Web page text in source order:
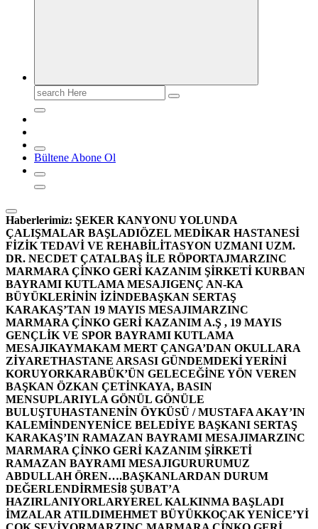
Search
for:
Bültene Abone Ol
Haberlerimiz: ŞEKER KANYONU YOLUNDA
ÇALIŞMALAR BAŞLADIÖZEL MEDİKAR HASTANESİ
FİZİK TEDAVİ VE REHABİLİTASYON UZMANI UZM.
DR. NECDET ÇATALBAŞ İLE RÖPORTAJMARZINC
MARMARA ÇİNKO GERİ KAZANIM ŞİRKETİ KURBAN
BAYRAMI KUTLAMA MESAJIGENÇ AN-KA
BÜYÜKLERİNİN İZİNDEBAŞKAN SERTAŞ
KARAKAŞ’TAN 19 MAYIS MESAJIMARZINC
MARMARA ÇİNKO GERİ KAZANIM A.Ş , 19 MAYIS
GENÇLİK VE SPOR BAYRAMI KUTLAMA
MESAJIKAYMAKAM MERT ÇANGA’DAN OKULLARA
ZİYARETHASTANE ARSASI GÜNDEMDEKİ YERİNİ
KORUYORKARABÜK’ÜN GELECEĞİNE YÖN VEREN
BAŞKAN ÖZKAN ÇETİNKAYA, BASIN
MENSUPLARIYLA GÖNÜL GÖNÜLE
BULUŞTUHASTANENİN ÖYKÜSÜ / MUSTAFA AKAY’IN
KALEMİNDENYENİCE BELEDİYE BAŞKANI SERTAŞ
KARAKAŞ’IN RAMAZAN BAYRAMI MESAJIMARZINC
MARMARA ÇİNKO GERİ KAZANIM ŞİRKETİ
RAMAZAN BAYRAMI MESAJIGURURUMUZ
ABDULLAH ÖREN….BAŞKANLARDAN DURUM
DEĞERLENDİRMESİ8 ŞUBAT’A
HAZIRLANIYORLARYEREL KALKINMA BAŞLADI
İMZALAR ATILDIMEHMET BÜYÜKKOÇAK YENİCE’Yİ